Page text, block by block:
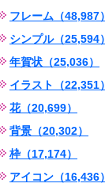
フレーム（48,987）
シンプル（25,594）
年賀状（25,036）
イラスト（22,351）
花（20,699）
背景（20,302）
枠（17,174）
アイコン（16,436）